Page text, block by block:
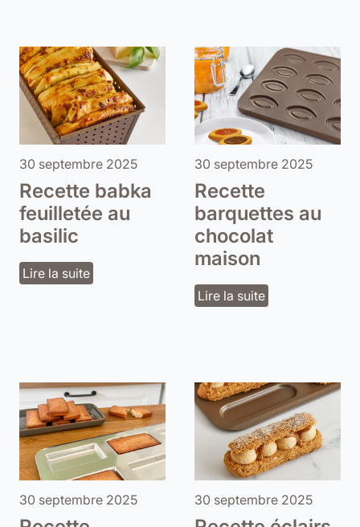
30 septembre 2025
Recette babka
feuilletée au
basilic
Lire la suite
30 septembre 2025
Recette
barquettes au
chocolat
maison
Lire la suite
30 septembre 2025 30 septembre 2025